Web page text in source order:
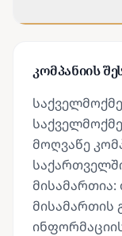
კომპანიის
მოღვაწე
მისამართია:
მისამართის